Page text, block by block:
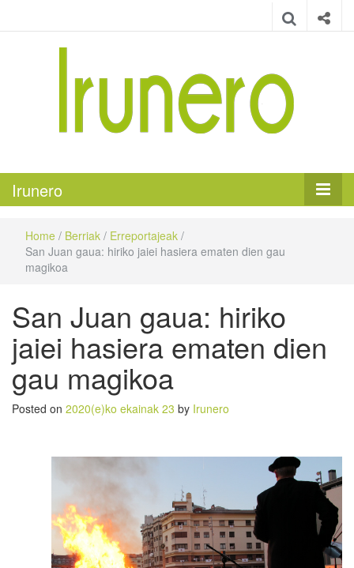
Irunero
Home / Berriak / Erreportajeak /
San Juan gaua: hiriko jaiei hasiera ematen dien gau
magikoa
San Juan gaua: hiriko
jaiei hasiera ematen dien
gau magikoa
Posted on 2020(e)ko ekainak 23 by Irunero